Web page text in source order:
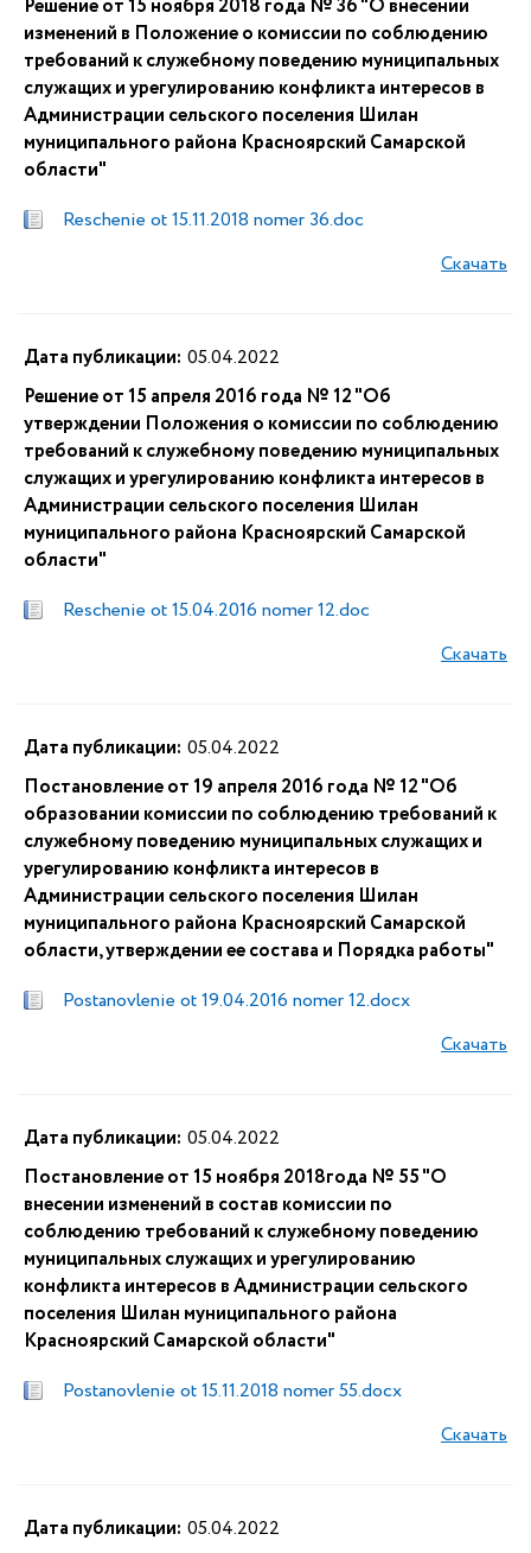
Решение от 15 ноября 2018 года № 36 "О внесении
изменений в Положение о комиссии по соблюдению
требований к служебному поведению муниципальных
служащих и урегулированию конфликта интересов в
Администрации сельского поселения Шилан
муниципального района Красноярский Самарской
области"
Reschenie ot 15.11.2018 nomer 36.doc
Скачать
Дата публикации: 05.04.2022
Решение от 15 апреля 2016 года № 12 "Об
утверждении Положения о комиссии по соблюдению
требований к служебному поведению муниципальных
служащих и урегулированию конфликта интересов в
Администрации сельского поселения Шилан
муниципального района Красноярский Самарской
области"
Reschenie ot 15.04.2016 nomer 12.doc
Скачать
Дата публикации: 05.04.2022
Постановление от 19 апреля 2016 года № 12 "Об
образовании комиссии по соблюдению требований к
служебному поведению муниципальных служащих и
урегулированию конфликта интересов в
Администрации сельского поселения Шилан
муниципального района Красноярский Самарской
области, утверждении ее состава и Порядка работы"
Postanovlenie ot 19.04.2016 nomer 12.docx
Скачать
Дата публикации: 05.04.2022
Постановление от 15 ноября 2018года № 55 "О
внесении изменений в состав комиссии по
соблюдению требований к служебному поведению
муниципальных служащих и урегулированию
конфликта интересов в Администрации сельского
поселения Шилан муниципального района
Красноярский Самарской области"
Postanovlenie ot 15.11.2018 nomer 55.docx
Скачать
Дата публикации: 05.04.2022